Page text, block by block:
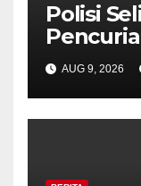
Polisi
Royal
AUG 9, 2026